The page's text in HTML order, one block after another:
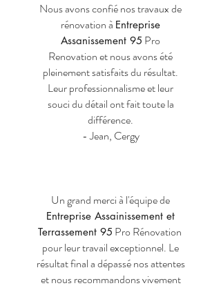
Nous avons confié nos travaux de
rénovation à Entreprise
Assanissement 95 Pro
Renovation et nous avons été
pleinement satisfaits du résultat.
Leur professionnalisme et leur
souci du détail ont fait toute la
différence.
- Jean, Cergy
Un grand merci à l'équipe de
Entreprise Assainissement et
Terrassement 95 Pro Rénovation
pour leur travail exceptionnel. Le
résultat final a dépassé nos attentes
et nous recommandons vivement